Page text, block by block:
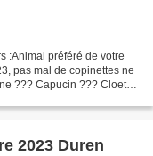
:Animal préféré de votre
pas mal de copinettes ne
??? Capucin ??? Cloeti -
2023 Duren